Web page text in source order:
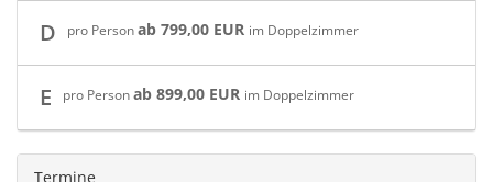
D pro Personab 799,00 EUR im Doppelzimmer
E pro Personab 899,00 EUR im Doppelzimmer
Termine